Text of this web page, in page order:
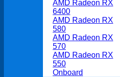
AMD Radeon RX
6400
AMD Radeon RX
580
AMD Radeon RX
570
AMD Radeon RX
550
Onboard